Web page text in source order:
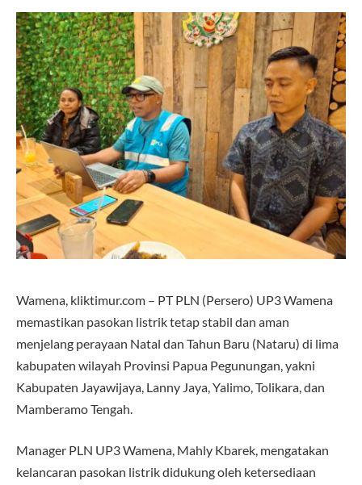
Wamena, kliktimur.com – PT PLN (Persero) UP3 Wamena
memastikan pasokan listrik tetap stabil dan aman
menjelang perayaan Natal dan Tahun Baru (Nataru) di lima
kabupaten wilayah Provinsi Papua Pegunungan, yakni
Kabupaten Jayawijaya, Lanny Jaya, Yalimo, Tolikara, dan
Mamberamo Tengah.
Manager PLN UP3 Wamena, Mahly Kbarek, mengatakan
kelancaran pasokan listrik didukung oleh ketersediaan